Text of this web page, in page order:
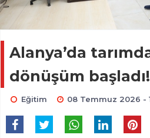
Alanya’da
dönüşüm başladı!
Eğitim 08 Temmuz 2026 -